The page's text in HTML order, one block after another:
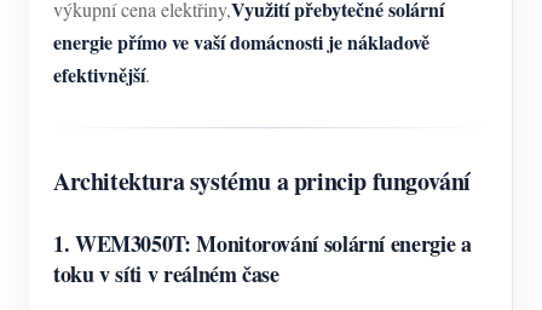
výkupní cena elektřiny,Využití přebytečné solární
energie přímo ve vaší domácnosti je nákladově
efektivnější.
Architektura systému a princip fungování
1. WEM3050T: Monitorování solární energie a
toku v síti v reálném čase